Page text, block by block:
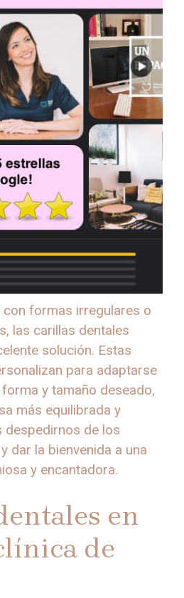
con formas irregulares o
las carillas dentales
solución. Estas
para adaptarse
y tamaño deseado,
más equilibrada y
despedirnos de los
dar la bienvenida a una
y encantadora.
en
de